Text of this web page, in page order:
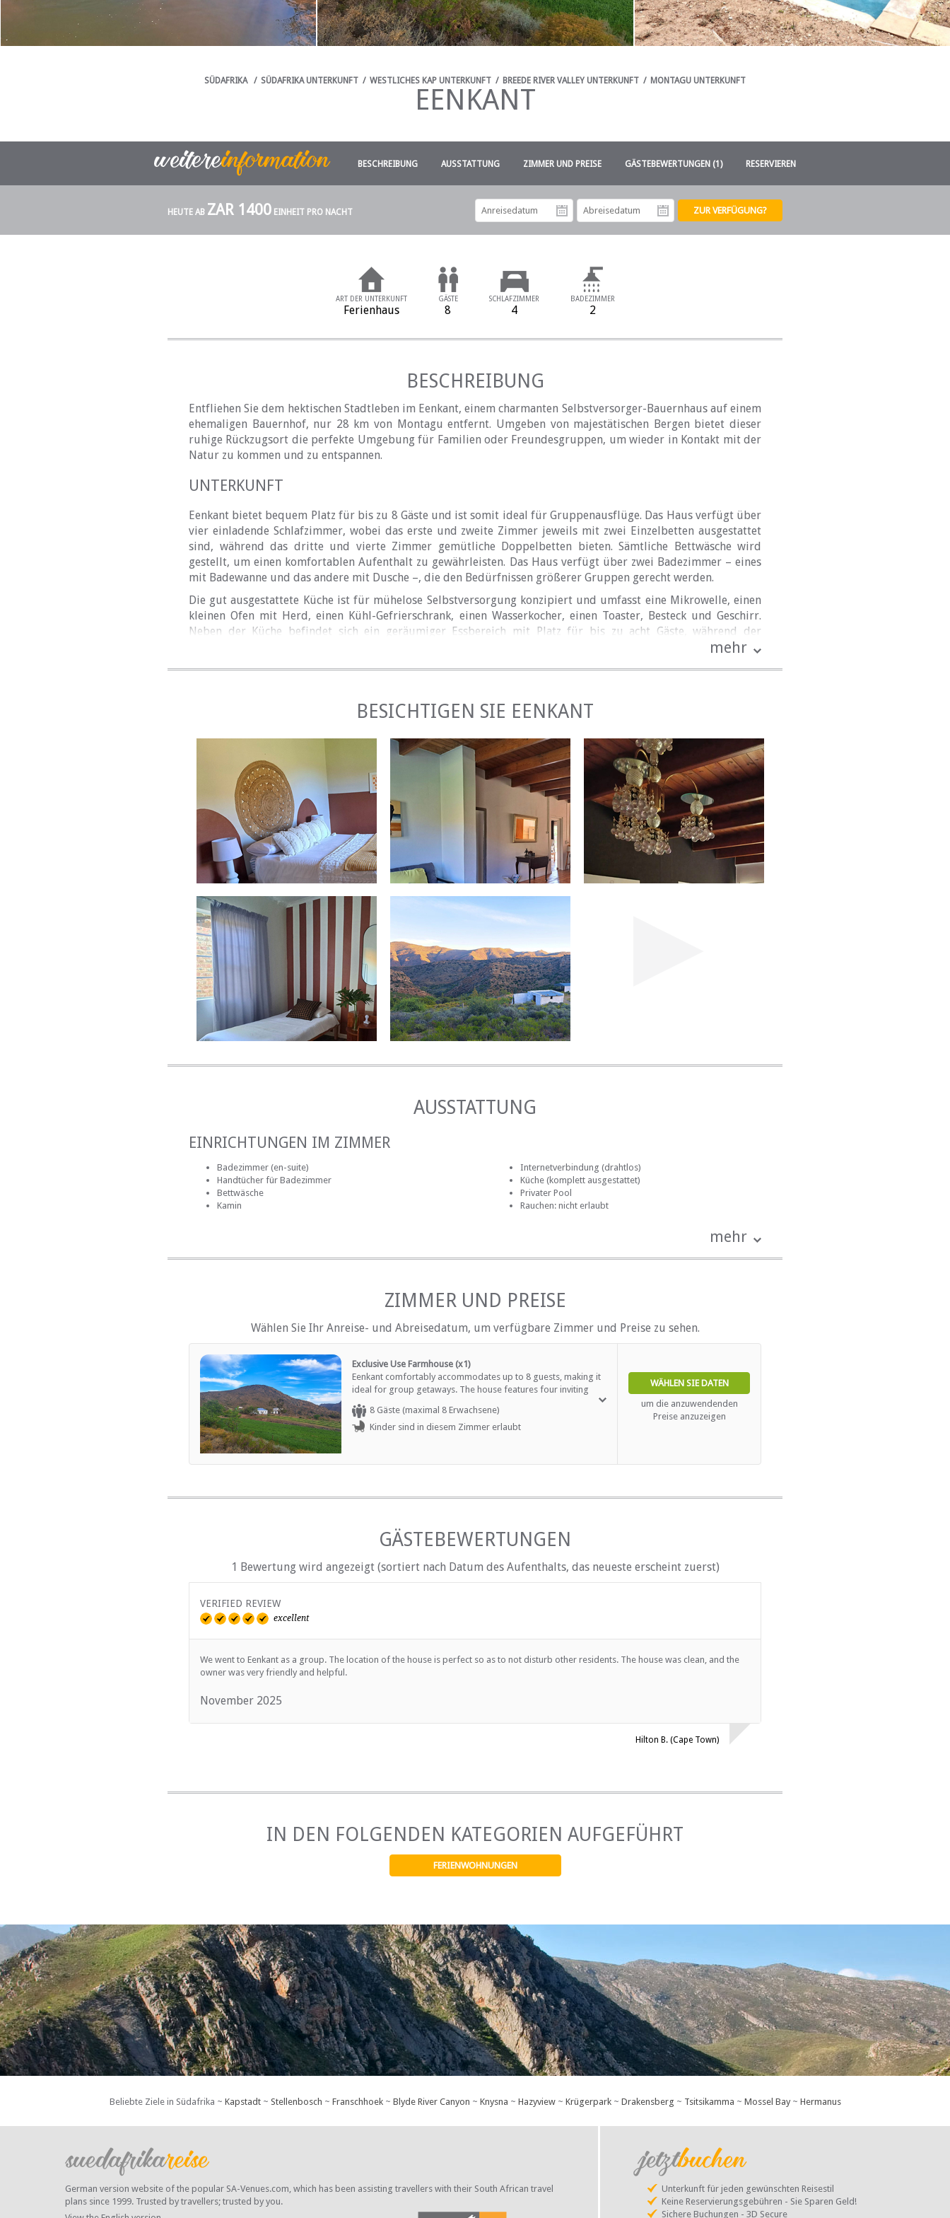
SÜDAFRIKA / SÜDAFRIKA UNTERKUNFT / WESTLICHES KAP UNTERKUNFT / BREEDE RIVER VALLEY UNTERKUNFT / MONTAGU UNTERKUNFT
EENKANT
BESCHREIBUNG AUSSTATTUNG ZIMMER UND PREISE GÄSTEBEWERTUNGEN (1) RESERVIEREN
HEUTE AB ZAR 1400 EINHEIT PRO NACHT
ART DER UNTERKUNFT
Ferienhaus
GÄSTE
8
SCHLAFZIMMER
4
BADEZIMMER
2
BESCHREIBUNG
Entfliehen Sie dem hektischen Stadtleben im Eenkant, einem charmanten Selbstversorger-Bauernhaus auf einem
ehemaligen Bauernhof, nur 28 km von Montagu entfernt. Umgeben von majestätischen Bergen bietet dieser
ruhige Rückzugsort die perfekte Umgebung für Familien oder Freundesgruppen, um wieder in Kontakt mit der
Natur zu kommen und zu entspannen.
UNTERKUNFT
Eenkant bietet bequem Platz für bis zu 8 Gäste und ist somit ideal für Gruppenausflüge. Das Haus verfügt über
vier einladende Schlafzimmer, wobei das erste und zweite Zimmer jeweils mit zwei Einzelbetten ausgestattet
sind, während das dritte und vierte Zimmer gemütliche Doppelbetten bieten. Sämtliche Bettwäsche wird
gestellt, um einen komfortablen Aufenthalt zu gewährleisten. Das Haus verfügt über zwei Badezimmer – eines
mit Badewanne und das andere mit Dusche –, die den Bedürfnissen größerer Gruppen gerecht werden.
Die gut ausgestattete Küche ist für mühelose Selbstversorgung konzipiert und umfasst eine Mikrowelle, einen
kleinen Ofen mit Herd, einen Kühl-Gefrierschrank, einen Wasserkocher, einen Toaster, Besteck und Geschirr.
Neben der Küche befindet sich ein geräumiger Essbereich mit Platz für bis zu acht Gäste, während der
komfortable Wohnbereich reichlich Sitzgelegenheiten und einen Innengrill für gemütliche Zusammenkünfte
Gehen Sie nach draußen und genießen Sie die wunderbaren Außenanlagen des Anwesens. Kühlen Sie sich an
warmen Tagen im Planschbecken ab oder nutzen Sie die Grillmöglichkeiten, während Sie die atemberaubende
Aussicht auf die Berge genießen. Für Abenteuerlustige bietet die Farm eine Reihe von Wander- und
Mountainbike-Strecken, auf denen die Gäste die malerische Umgebung in aller Ruhe erkunden können.
GEGEND
Eenkant liegt nur eine kurze Autofahrt von Montagu entfernt und bietet einfachen Zugang zu den berühmten
Sehenswürdigkeiten der Gegend. Montagu ist bekannt für seine natürlichen heißen Quellen, malerischen
Weingüter und Abenteueraktivitäten wie Klettern und malerische Spaziergänge. Egal, ob Sie nach einem ruhigen
Rückzugsort oder einem aktiven Kurzurlaub suchen, Eenkant bietet den perfekten Ausgangspunkt für Ihre
mehr
BESICHTIGEN SIE EENKANT
AUSSTATTUNG
EINRICHTUNGEN IM ZIMMER
Badezimmer (en-suite)
Handtücher für Badezimmer
Bettwäsche
Kamin
Internetverbindung (drahtlos)
Küche (komplett ausgestattet)
Privater Pool
Rauchen: nicht erlaubt
ESSEN UND TRINKEN
Braai / Grill (BBQ)
INTERNET
Kostenloses Wi-Fi
mehr
ZIMMER UND PREISE
Wählen Sie Ihr Anreise- und Abreisedatum, um verfügbare Zimmer und Preise zu sehen.
Exclusive Use Farmhouse (x1)
Eenkant comfortably accommodates up to 8 guests, making it
ideal for group getaways. The house features four inviting
bedrooms, with the first and second rooms furnished with two
single beds each, while the third and fourth rooms offer cozy
double beds. All linen is provided, ensuring a comfortable
larger groups. The well-equipped kitchen is designed for
ample seating and an indoor braai for cozy gatherings.
8 Gäste (maximal 8 Erwachsene)
Kinder sind in diesem Zimmer erlaubt
WÄHLEN SIE DATEN
um die anzuwendenden
Preise anzuzeigen
GÄSTEBEWERTUNGEN
1 Bewertung wird angezeigt (sortiert nach Datum des Aufenthalts, das neueste erscheint zuerst)
VERIFIED REVIEW
excellent
We went to Eenkant as a group. The location of the house is perfect so as to not disturb other residents. The house was clean, and the
owner was very friendly and helpful.
November 2025
Hilton B. (Cape Town)
IN DEN FOLGENDEN KATEGORIEN AUFGEFÜHRT
FERIENWOHNUNGEN
Beliebte Ziele in Südafrika ~ Kapstadt~ Stellenbosch ~ Franschhoek~ Blyde River Canyon ~ Knysna ~ Hazyview~ Krügerpark~ Drakensberg ~ Tsitsikamma ~ Mossel Bay~ Hermanus
German version website of the popular SA-Venues.com, which has been assisting travellers with their South African travel
plans since 1999. Trusted by travellers; trusted by you.
Unterkunft für jeden gewünschten Reisestil
Keine Reservierungsgebühren - Sie Sparen Geld!
Sichere Buchungen - 3D Secure